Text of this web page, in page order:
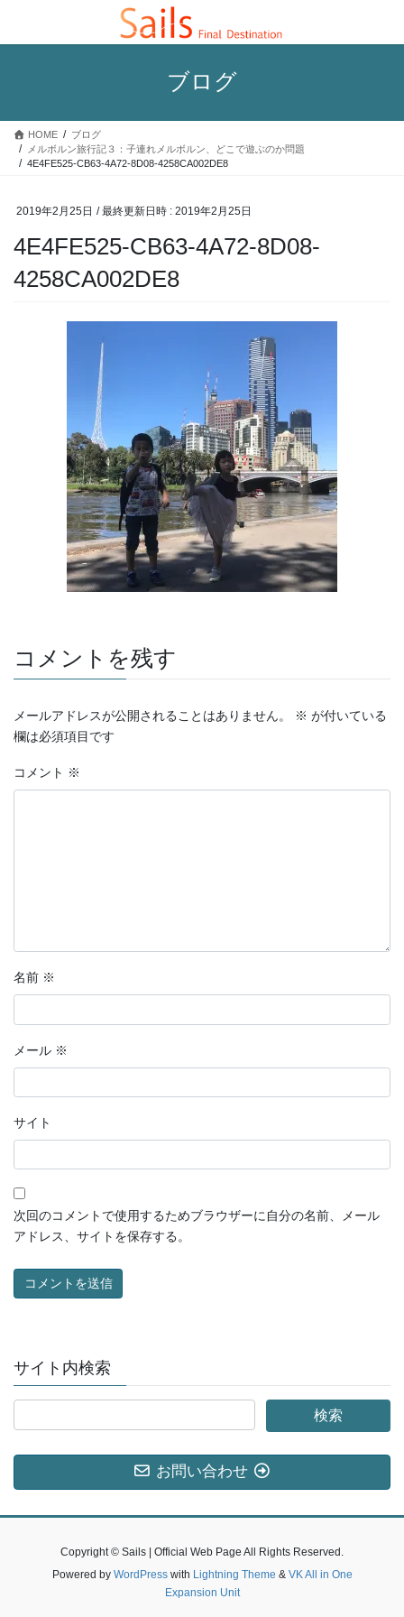
テ
ス
ゲ
ン
ブログ
HOME
ブログ
メルボルン旅行記３：子連れメルボルン、どこで遊ぶのか問題
4E4FE525-CB63-4A72-8D08-4258CA002DE8
2019年2月25日 / 最終更新日時 : 2019年2月25日
4E4FE525-CB63-4A72-8D08-
4258CA002DE8
コメントを残す
メールアドレスが公開されることはありません。 ※ が付いている
欄は必須項目です
コメント ※
名前 ※
メール ※
サイト
次回のコメントで使用するためブラウザーに自分の名前、メール
アドレス、サイトを保存する。
サイト内検索
お問い合わせ
Copyright © Sails | Official Web Page All Rights Reserved.
Powered by WordPresswith Lightning Theme & VK All in One
Expansion Unit